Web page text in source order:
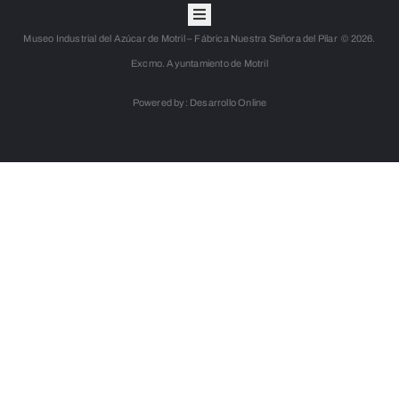
Museo Industrial del Azúcar de Motril – Fábrica Nuestra Señora del Pilar © 2026.
Excmo. Ayuntamiento de Motril
Powered by: Desarrollo Online